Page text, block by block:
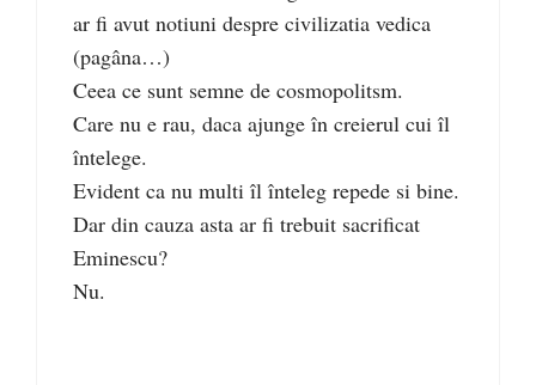
ar fi avut notiuni despre civilizatia vedica
(pagâna…)
Ceea ce sunt semne de cosmopolitsm.
Care nu e rau, daca ajunge în creierul cui îl
întelege.
Evident ca nu multi îl înteleg repede si bine.
Dar din cauza asta ar fi trebuit sacrificat
Eminescu?
Nu.